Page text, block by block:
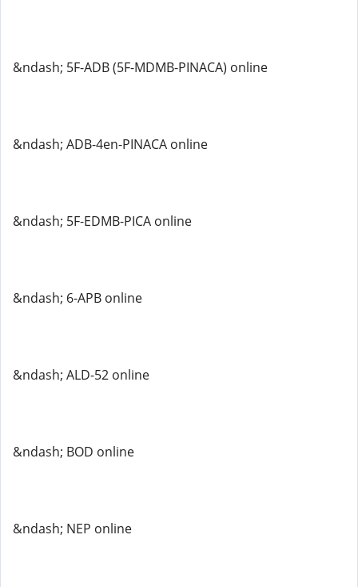
&ndash; 5F-ADB (5F-MDMB-PINACA) online
&ndash; ADB-4en-PINACA online
&ndash; 5F-EDMB-PICA online
&ndash; 6-APB online
&ndash; ALD-52 online
&ndash; BOD online
&ndash; NEP online